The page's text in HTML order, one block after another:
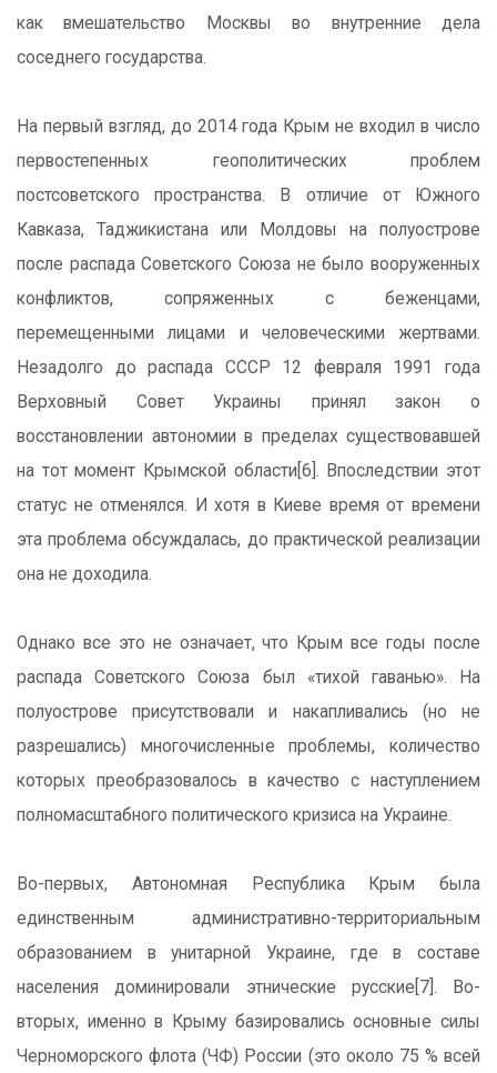
как вмешательство Москвы во внутренние дела
соседнего государства.
На первый взгляд, до 2014 года Крым не входил в число
первостепенных геополитических проблем
постсоветского пространства. В отличие от Южного
Кавказа, Таджикистана или Молдовы на полуострове
после распада Советского Союза не было вооруженных
конфликтов, сопряженных с беженцами,
перемещенными лицами и человеческими жертвами.
Незадолго до распада СССР 12 февраля 1991 года
Верховный Совет Украины принял закон о
восстановлении автономии в пределах существовавшей
на тот момент Крымской области[6]. Впоследствии этот
статус не отменялся. И хотя в Киеве время от времени
эта проблема обсуждалась, до практической реализации
она не доходила.
Однако все это не означает, что Крым все годы после
распада Советского Союза был «тихой гаванью». На
полуострове присутствовали и накапливались (но не
разрешались) многочисленные проблемы, количество
которых преобразовалось в качество с наступлением
полномасштабного политического кризиса на Украине.
Во-первых, Автономная Республика Крым была
единственным административно-территориальным
образованием в унитарной Украине, где в составе
населения доминировали этнические русские[7]. Во-
вторых, именно в Крыму базировались основные силы
Черноморского флота (ЧФ) России (это около 75 % всей